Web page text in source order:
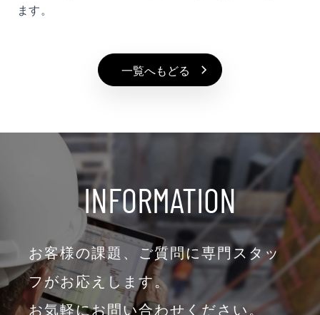
ます。
一覧へもどる
INFORMATION
お客様の課題、ご質問に専門スタッ
フがお応えします。
お気軽にお問い合わせください。